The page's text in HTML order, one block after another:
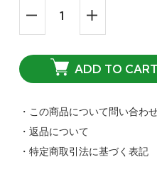
ADD TO CART
・この商品について問い合わ
・返品について
・特定商取引法に基づく表記